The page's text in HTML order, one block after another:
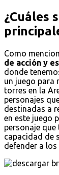
¿Cuáles
Como
de acción y
donde
un juego para
torres en la
personajes
destinadas a
en este juego
personaje que
capacidad de
defender a los